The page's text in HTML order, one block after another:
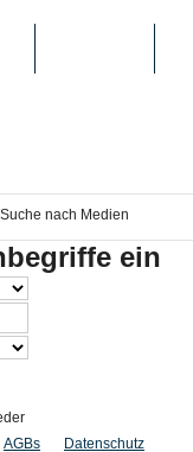
Suche nach Medien
ein
AGBs Datenschutz